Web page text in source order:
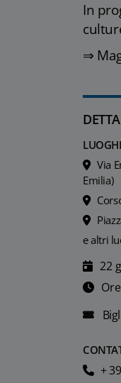
In
⇒
LUOGHI
Via
Emilia)
e altri
22
+